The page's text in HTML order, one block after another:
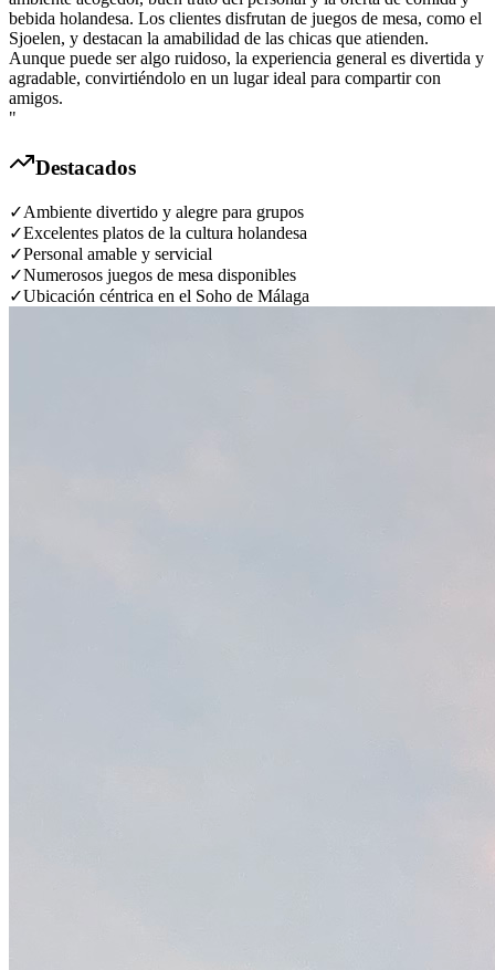
bebida holandesa. Los clientes disfrutan de juegos de mesa, como el
Sjoelen, y destacan la amabilidad de las chicas que atienden.
Aunque puede ser algo ruidoso, la experiencia general es divertida y
agradable, convirtiéndolo en un lugar ideal para compartir con
amigos.
"
Destacados
✓Ambiente divertido y alegre para grupos
✓Excelentes platos de la cultura holandesa
✓Personal amable y servicial
✓Numerosos juegos de mesa disponibles
✓Ubicación céntrica en el Soho de Málaga